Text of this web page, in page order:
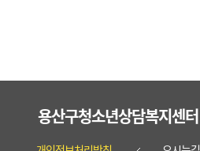
용산구청소년상담복지센터